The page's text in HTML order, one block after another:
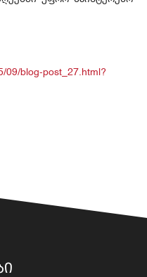
09/blog-post_27.html?